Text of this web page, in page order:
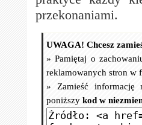
przekonaniami.
UWAGA! Chcesz
» Pamiętaj o
reklamowanych stron w
» Zamieść informację
poniższy kod w